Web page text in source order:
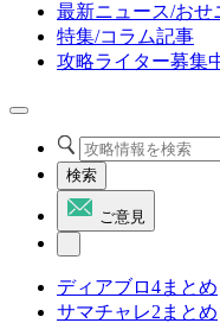
最新ニュース/おせ
特集/コラム記事
攻略ライター募集
検索
ご意見
ディアブロ4まとめ
サマチャレ2まとめ